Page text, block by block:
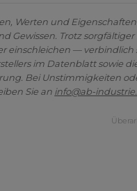
Werten und
Gewissen. Trotz sorgfältiger
einschleichen — verbindlich
im Datenblatt sowie
Bei Unstimmigkeiten
Sie an info@ab-